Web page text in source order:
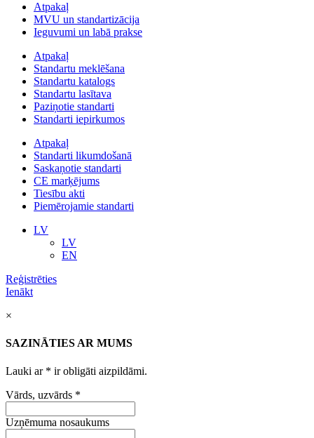
Atpakaļ
MVU un standartizācija
Ieguvumi un labā prakse
Atpakaļ
Standartu meklēšana
Standartu katalogs
Standartu lasītava
Paziņotie standarti
Standarti iepirkumos
Atpakaļ
Standarti likumdošanā
Saskaņotie standarti
CE marķējums
Tiesību akti
Piemērojamie standarti
LV
LV
EN
Reģistrēties
Ienākt
×
SAZINĀTIES AR MUMS
Lauki ar * ir obligāti aizpildāmi.
Vārds, uzvārds *
Uzņēmuma nosaukums